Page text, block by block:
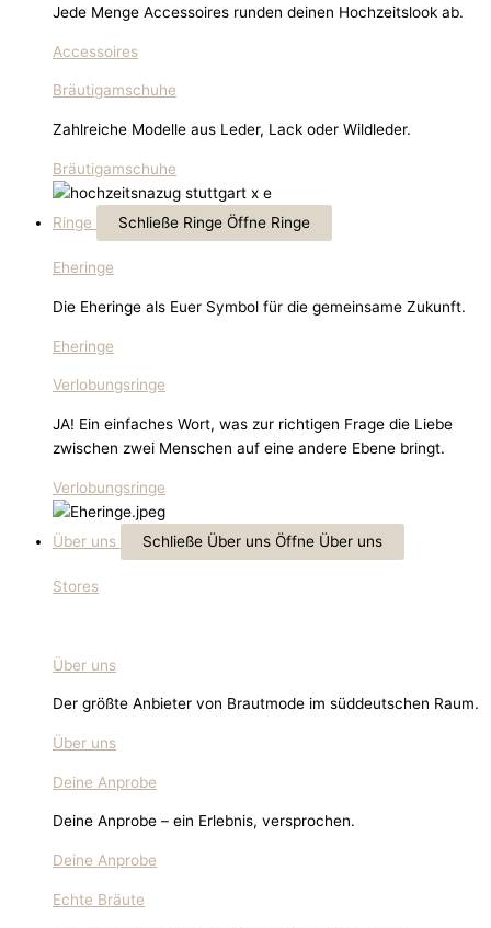
Jede Menge Accessoires runden deinen Hochzeitslook ab.
Accessoires
Bräutigamschuhe
Zahlreiche Modelle aus Leder, Lack oder Wildleder.
Bräutigamschuhe
Ringe Schließe Ringe Öffne Ringe
Eheringe
Die Eheringe als Euer Symbol für die gemeinsame Zukunft.
Eheringe
Verlobungsringe
JA! Ein einfaches Wort, was zur richtigen Frage die Liebe
zwischen zwei Menschen auf eine andere Ebene bringt.
Verlobungsringe
Über uns Schließe Über uns Öffne Über uns
Stores
Über uns
Der größte Anbieter von Brautmode im süddeutschen Raum.
Über uns
Deine Anprobe
Deine Anprobe – ein Erlebnis, versprochen.
Deine Anprobe
Echte Bräute